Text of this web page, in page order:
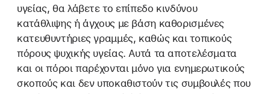
υγείας, θα λάβετε το επίπεδο κινδύνου
κατάθλιψης ή άγχους με βάση καθορισμένες
κατευθυντήριες γραμμές, καθώς και τοπικούς
πόρους ψυχικής υγείας. Αυτά τα αποτελέσματα
και οι πόροι παρέχονται μόνο για ενημερωτικούς
σκοπούς και δεν υποκαθιστούν τις συμβουλές που